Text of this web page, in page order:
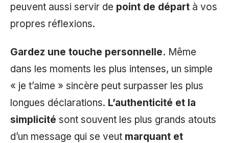
peuvent aussi servir de point de départ à vos
propres réflexions.
Gardez une touche personnelle. Même
dans les moments les plus intenses, un simple
« je t’aime » sincère peut surpasser les plus
longues déclarations. L’authenticité et la
simplicité sont souvent les plus grands atouts
d’un message qui se veut marquant et